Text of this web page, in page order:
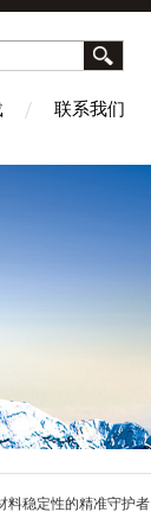
联系我们
料稳定性的精准守护者